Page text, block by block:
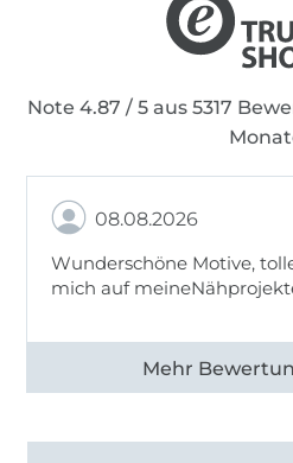
Note 4.87 / 5 aus 5317
08.08.2026
Wunderschöne Motive, tolle
mich auf
Alle 82990